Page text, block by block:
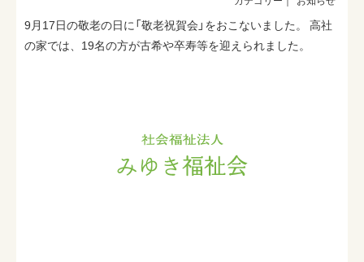
9月17日の敬老の日に「敬老祝賀会」をおこないました。 高社
の家では、19名の方が古希や卒寿等を迎えられました。